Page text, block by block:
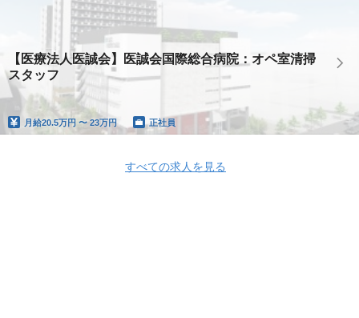
【医療法人医誠会】医誠会国際総合病院：オペ室清掃
スタッフ
月給20.5万円 〜 23万円 正社員
すべての求人を見る